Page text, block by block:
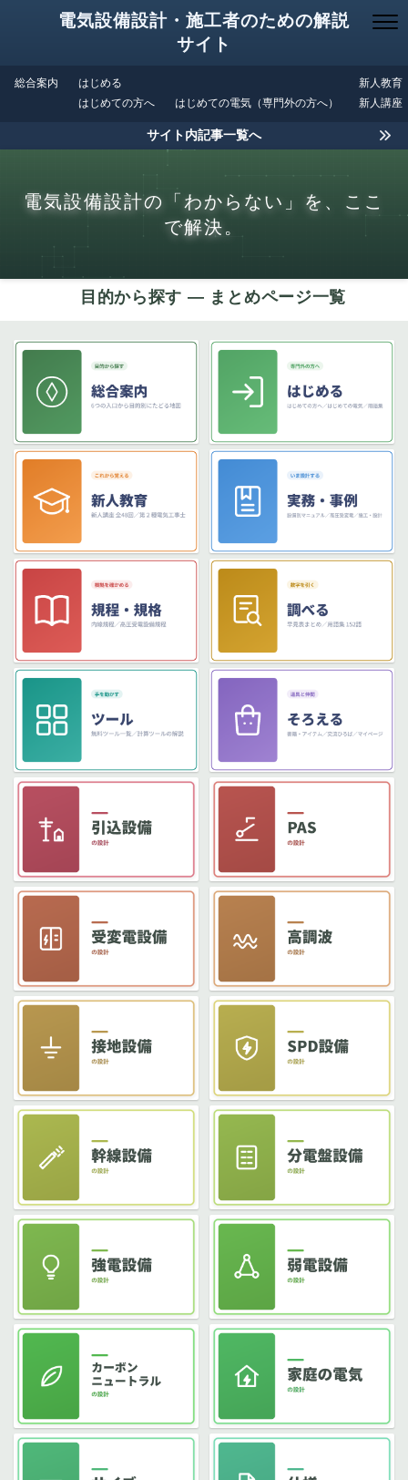
電気設備設計・施工者のための解説
サイト
総合案内
はじめる
はじめての方へ
はじめての電気（専門外の方へ）
新人教育
新人講座
サイト内記事一覧へ
電気設備設計の「わからない」を、ここ
で解決。